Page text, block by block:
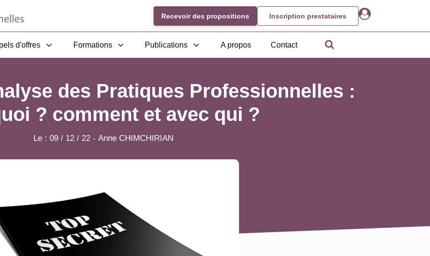
Recevoir des propositions Inscription prestataires
d'offres Formations Publications A propos Contact
des Pratiques Professionnelles :
? comment et avec qui ?
Le : 09 / 12 / 22 - Anne CHIMCHIRIAN